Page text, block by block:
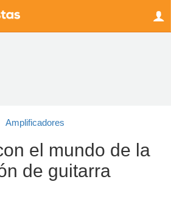
Amplificadores
el mundo de la
de guitarra